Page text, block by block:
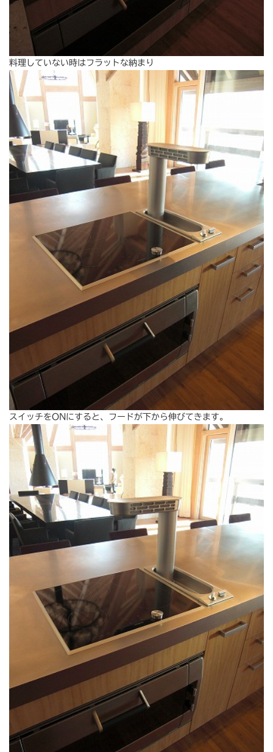
料理していない時はフラットな納まり
スイッチをONにすると、フードが下から伸びてきます。